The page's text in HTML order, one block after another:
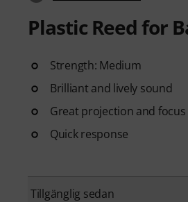
Plastic Reed for
Strength: Medium
Brilliant and lively sound
Great projection and focus
Quick response
Tillgänglig sedan